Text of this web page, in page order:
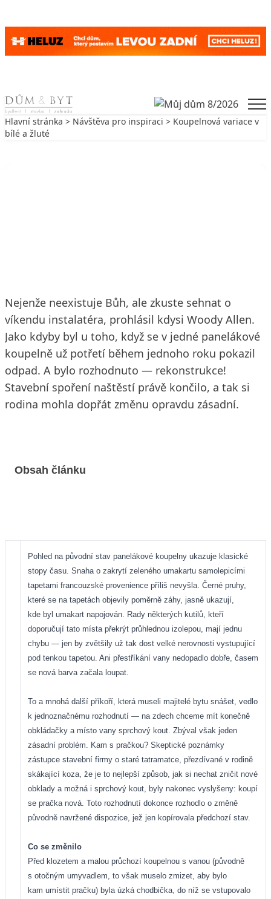
Skip to content
Hlavní stránka > Návštěva pro inspiraci > Koupelnová variace v
bílé a žluté
Nejenže neexistuje Bůh, ale zkuste sehnat o
víkendu instalatéra, prohlásil kdysi Woody Allen.
Jako kdyby byl u toho, když se v jedné panelákové
koupelně už potřetí během jednoho roku pokazil
odpad. A bylo rozhodnuto — rekonstrukce!
Stavební spoření naštěstí právě končilo, a tak si
rodina mohla dopřát změnu opravdu zásadní.
Obsah článku
Pohled na původní stav panelákové koupelny ukazuje klasické
stopy času. Snaha o zakrytí zeleného umakartu samolepicími
tapetami francouzské provenience příliš nevyšla. Černé pruhy,
které se na tapetách objevily poměrně záhy, jasně ukazují,
kde byl umakart napojován. Rady některých kutilů, kteří
doporučují tato místa překrýt průhlednou izolepou, mají jednu
chybu — jen by zvětšily už tak dost velké nerovnosti vystupující
pod tenkou tapetou. Ani přestříkání vany nedopadlo dobře, časem
se nová barva začala loupat.
To a mnohá další příkoří, která museli majitelé bytu snášet, vedlo
k jednoznačnému rozhodnutí — na zdech chceme mít konečně
obkládačky a místo vany sprchový kout. Zbýval však jeden
zásadní problém. Kam s pračkou? Skeptické poznámky
zástupce stavební firmy o staré tatramatce, přezdívané v rodině
skákající koza, že je to nejlepší způsob, jak si nechat zničit nové
obklady a možná i sprchový kout, byly nakonec vyslyšeny: koupí
se pračka nová. Toto rozhodnutí dokonce rozhodlo o změně
původně navržené dispozice, jež jen kopírovala předchozí stav.
Co se změnilo
Před klozetem a malou průchozí koupelnou s vanou (původně
s otočným umyvadlem, to však muselo zmizet, aby bylo
kam umístit pračku) byla úzká chodbička, do níž se vstupovalo